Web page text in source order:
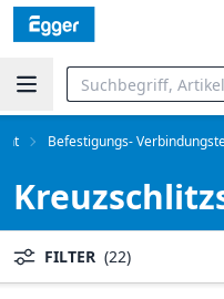
Befestigungs-
FILTER (22)